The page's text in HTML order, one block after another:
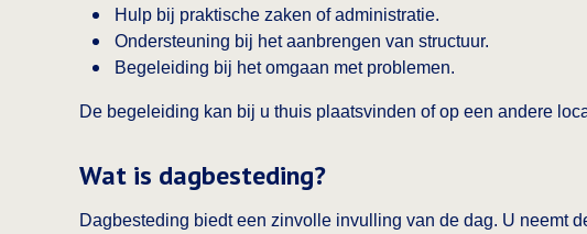
Hulp bij praktische zaken of administratie.
Ondersteuning bij het aanbrengen van structuur.
Begeleiding bij het omgaan met problemen.
De begeleiding kan bij u thuis plaatsvinden of op een andere
Wat is dagbesteding?
Dagbesteding biedt een zinvolle invulling van de dag. U neemt